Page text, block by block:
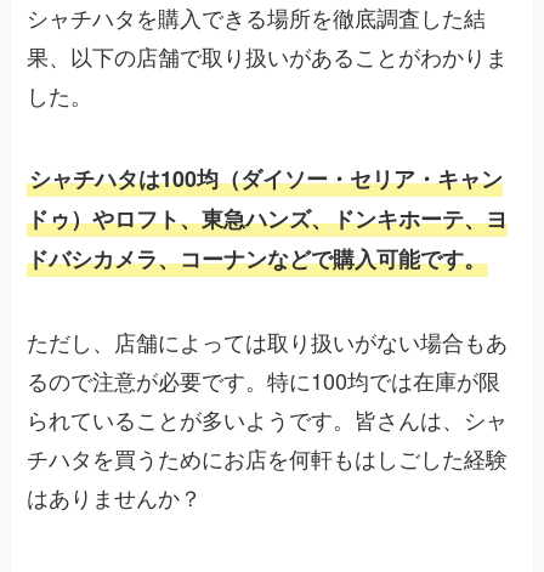
シャチハタを購入できる場所を徹底調査した結
果、以下の店舗で取り扱いがあることがわかりま
した。
シャチハタは100均（ダイソー・セリア・キャン
ドゥ）やロフト、東急ハンズ、ドンキホーテ、ヨ
ドバシカメラ、コーナンなどで購入可能です。
ただし、店舗によっては取り扱いがない場合もあ
るので注意が必要です。特に100均では在庫が限
られていることが多いようです。皆さんは、シャ
チハタを買うためにお店を何軒もはしごした経験
はありませんか？